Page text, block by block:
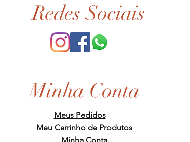
Redes Sociais
Minha Conta
Meus Pedidos
Meu Carrinho de Produtos